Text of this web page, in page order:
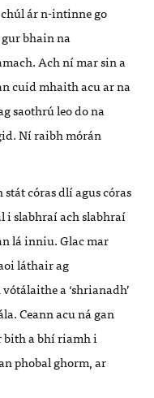
ár n-intinne go
bhain na
Ach ní mar sin a
cuid mhaith acu ar na
saothrú leo do na
Ní raibh mórán
córas dlí agus córas
i slabhraí ach slabhraí
lá inniu. Glac mar
láthair ag
a ‘shrianadh’
Ceann acu ná gan
bith a bhí riamh i
phobal ghorm, ar